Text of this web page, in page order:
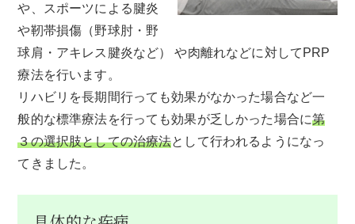
や、スポーツによる腱炎
や靭帯損傷（野球肘・野
球肩・アキレス腱炎など） や肉離れなどに対してPRP
療法を行います。
リハビリを長期間行っても効果がなかった場合など一
般的な標準療法を行っても効果が乏しかった場合に第
３の選択肢としての治療法として行われるようになっ
てきました。